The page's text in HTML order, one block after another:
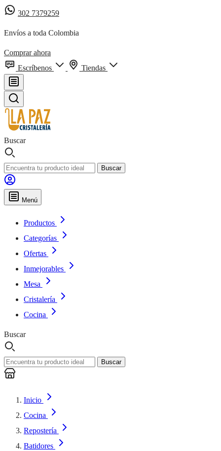
302 7379259
Envíos a toda Colombia
Comprar ahora
Escríbenos
Tiendas
Buscar
Buscar
Menú
Productos
Categorías
Ofertas
Inmejorables
Mesa
Cristalería
Cocina
Buscar
Buscar
Inicio
Cocina
Repostería
Batidores